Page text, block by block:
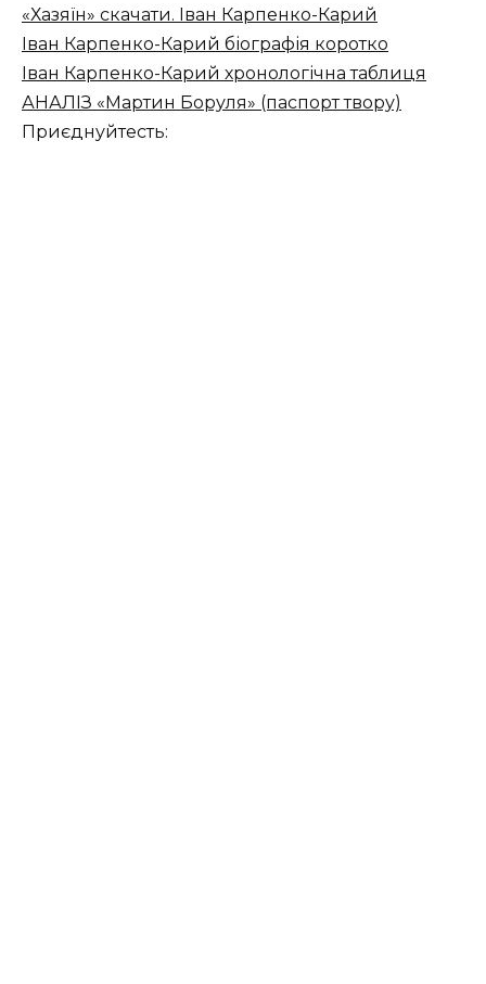
«Хазяїн» скачати. Іван Карпенко-Карий
Іван Карпенко-Карий біографія коротко
Іван Карпенко-Карий хронологічна таблиця
АНАЛІЗ «Мартин Боруля» (паспорт твору)
Приєднуйтесть: